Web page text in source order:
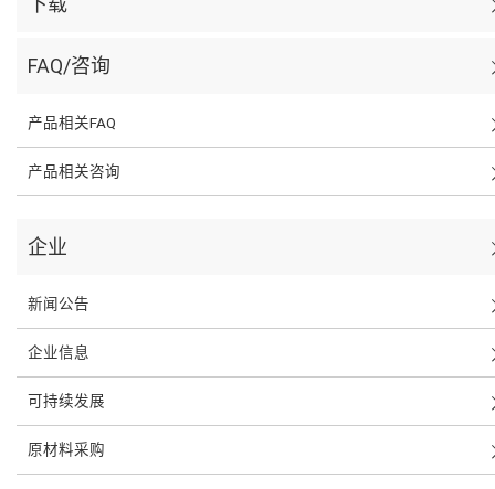
FAQ/咨询
产品相关FAQ
产品相关咨询
企业
新闻公告
企业信息
可持续发展
原材料采购